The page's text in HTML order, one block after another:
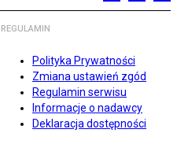
REGULAMIN
Polityka Prywatności
Zmiana ustawień zgód
Regulamin serwisu
Informacje o nadawcy
Deklaracja dostępności